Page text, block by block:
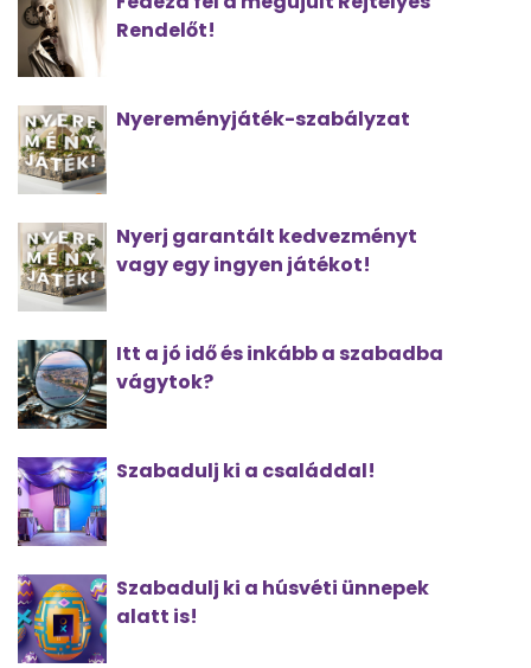
Rendelőt!
Nyereményjáték-szabályzat
Nyerj garantált kedvezményt
vagy egy ingyen játékot!
Itt a jó idő és inkább a szabadba
vágytok?
Szabadulj ki a családdal!
Szabadulj ki a húsvéti ünnepek
alatt is!